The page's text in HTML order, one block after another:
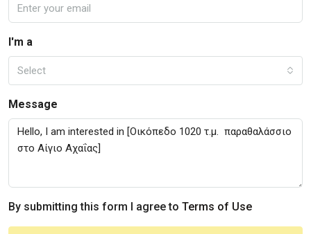
I'm a
Select
Message
By submitting this form I agree to Terms of Use